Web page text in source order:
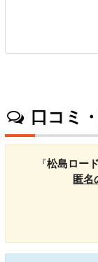
口コミ
『松島ロー
匿名